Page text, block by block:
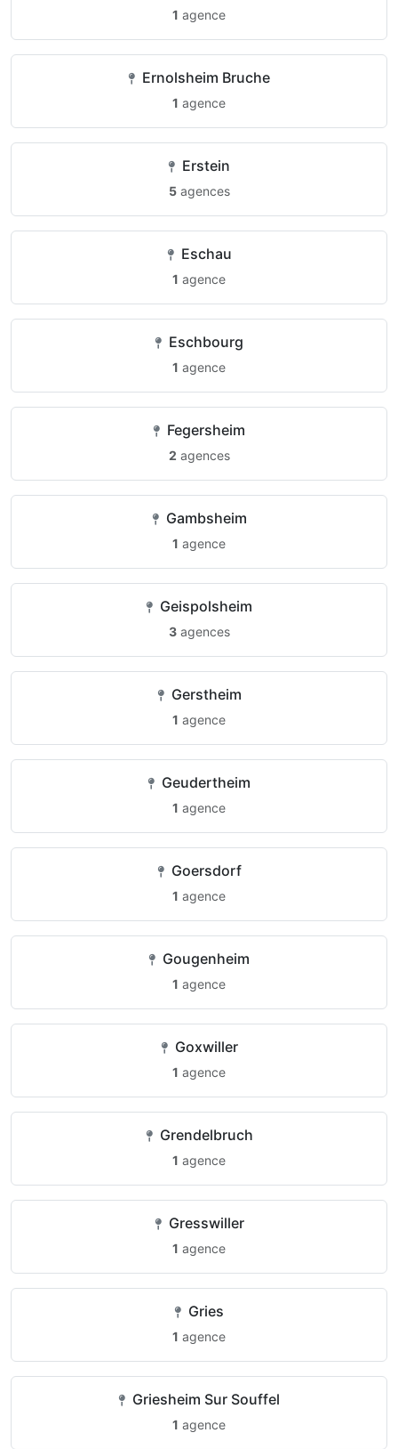
1 agence
Ernolsheim Bruche
1 agence
Erstein
5agences
Eschau
1 agence
Eschbourg
1 agence
Fegersheim
2 agences
Gambsheim
1 agence
Geispolsheim
3agences
Gerstheim
1 agence
Geudertheim
1 agence
Goersdorf
1 agence
Gougenheim
1 agence
Goxwiller
1 agence
Grendelbruch
1 agence
Gresswiller
1 agence
Gries
1 agence
Griesheim Sur Souffel
1 agence